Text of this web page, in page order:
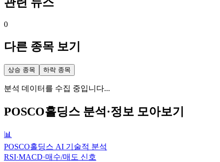
0
다른 종목 보기
상승 종목 하락 종목
분석 데이터를 수집 중입니다...
POSCO홀딩스 분석·정보 모아보기
📊
POSCO홀딩스 AI 기술적 분석
RSI·MACD·매수/매도 신호